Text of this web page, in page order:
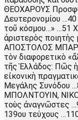
ΘΕΟΧΑΡΟΥΣ
Δευτερονομίου
τοῦ κόσμου…» …51
ἀριστερὸς ποιητὴς
ΑΠΟΣΤΟΛΟΣ
τὸν διαφορετικὸ
τῆς Ἑλλάδος: Πῶς ἡ
εἰκονικὴ
Μεγάλης Συνόδου
ΜΠΟΛΝΤΟΥΙΝ,
τοὺς ἀναγνῶστες
139ου τεύχους